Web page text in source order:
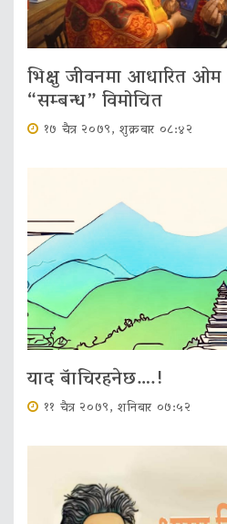
भिक्षु जीवनमा आधारित
“सम्बन्ध” विमोचित
१७ चैत्र २०७९, शुक्रबार ०८:४२
याद बॅाचिरहनेछ….!
११ चैत्र २०७९, शनिबार ०७:५२